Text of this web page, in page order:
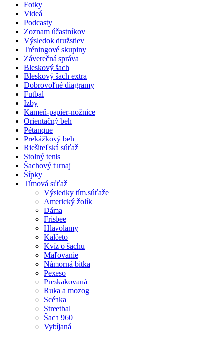
Fotky
Videá
Podcasty
Zoznam účastníkov
Výsledok družstiev
Tréningové skupiny
Záverečná správa
Bleskový šach
Bleskový šach extra
Dobrovoľné diagramy
Futbal
Izby
Kameň-papier-nožnice
Orientačný beh
Pétanque
Prekážkový beh
Riešiteľská súťaž
Stolný tenis
Šachový turnaj
Šípky
Tímová súťaž
Výsledky tím.súťaže
Americký žolík
Dáma
Frisbee
Hlavolamy
Kalčeto
Kvíz o šachu
Maľovanie
Námorná bitka
Pexeso
Preskakovaná
Ruka a mozog
Scénka
Streetbal
Šach 960
Vybíjaná